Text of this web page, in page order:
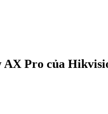
Pro của